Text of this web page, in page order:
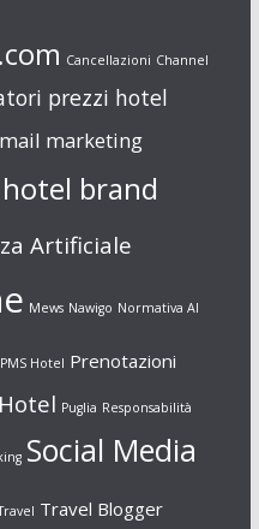
Cancellazioni Channel
prezzi hotel
marketing
hotel brand
Artificiale
Mews Nawigo Normativa AI
PMS Hotel Prenotazioni
Puglia Responsabilità
Social Media
Travel Blogger